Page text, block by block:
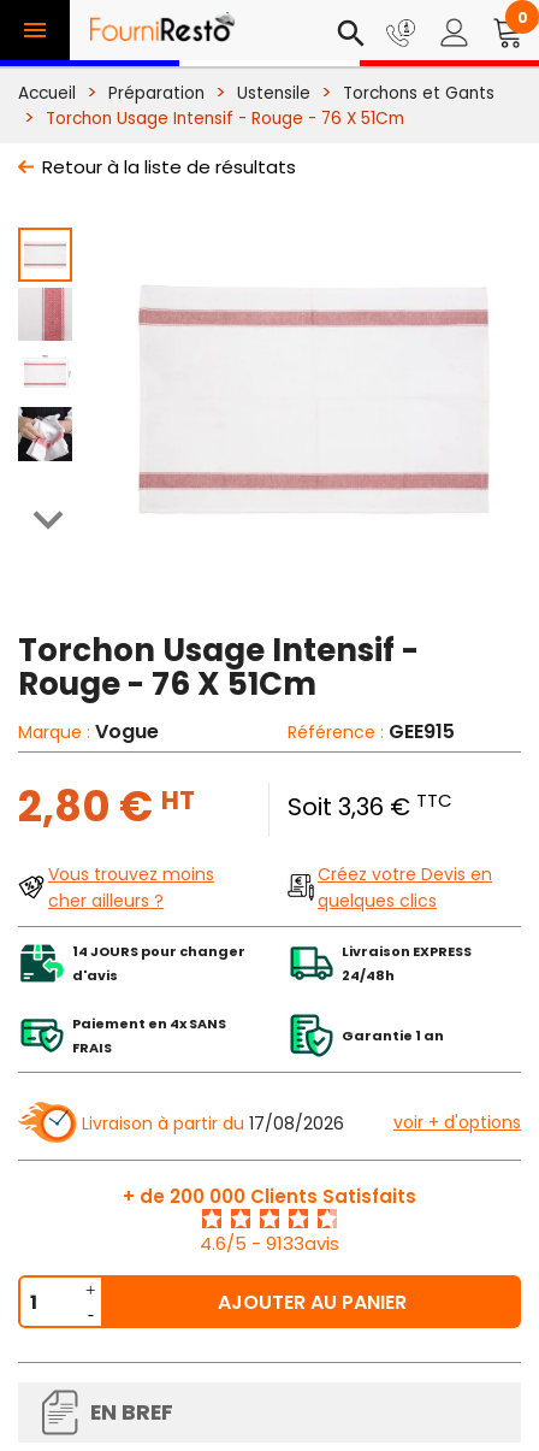
 search 0
Accueil Préparation Ustensile
Torchons et Gants
Torchon Usage Intensif - Rouge - 76 X 51Cm
Retour à la liste de résultats

Torchon Usage Intensif -
Rouge - 76 X 51Cm
Marque : Vogue Référence : GEE915
2,80 € HT Soit 3,36 € TTC
Vous trouvez moins
cher ailleurs ?
Créez votre Devis en
quelques clics
14 JOURS pour changer
d'avis
Livraison EXPRESS
24/48h
Paiement en 4x SANS
FRAIS
Garantie 1 an
Livraison à partir du 17/08/2026 voir + d'options
+ de 200 000 Clients Satisfaits
4.6/5 - 9133avis
AJOUTER AU PANIER
EN BREF